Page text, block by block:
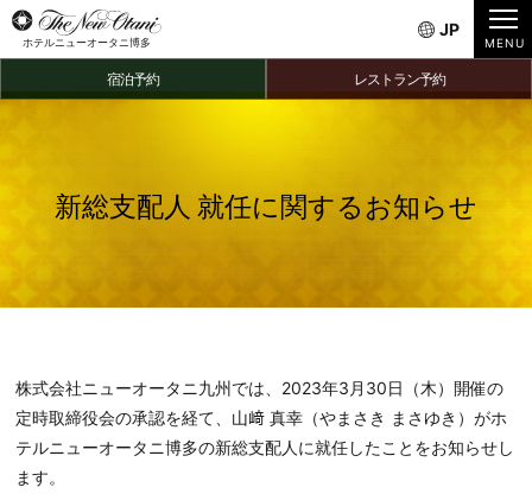
ホテルニューオータニ博多
JP
宿泊予約 レストラン予約
新総支配人 就任に関するお知らせ
株式会社ニューオータニ九州では、2023年3月30日（木）開催の
定時取締役会の承認を経て、山﨑 真幸（やまさき まさゆき）がホ
テルニューオータニ博多の新総支配人に就任したことをお知らせし
ます。